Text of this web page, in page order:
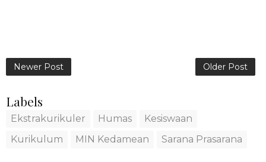
Newer Post Older Post
Labels
Ekstrakurikuler Humas
Kesiswaan
Kurikulum
MIN Kedamean Sarana Prasarana